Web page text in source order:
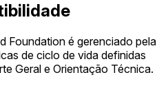
Foundation é gerenciado pela
de ciclo de vida definidas
Geral e Orientação Técnica.